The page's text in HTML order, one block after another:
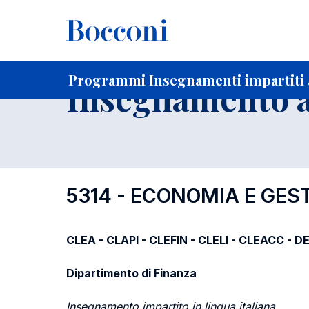
Programmi Insegnamenti impartiti
Home Per studenti iscritti
Insegnamento
5314 - ECONOMIA E
CLEA - CLAPI - CLEFIN - CLELI - CLEACC -
Dipartimento di Finanza
Insegnamento impartito in lingua italiana